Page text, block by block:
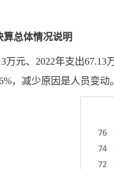
算总体情况说明
万元、 2022年支出67.13
%， 减少原因是人员变动。